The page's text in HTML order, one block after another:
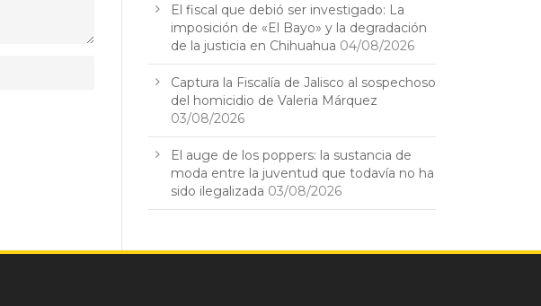
El fiscal que debió ser investigado: La
imposición de «El Bayo» y la degradación
de la justicia en Chihuahua 04/08/2026
Captura la Fiscalía de Jalisco al sospechoso
del homicidio de Valeria Márquez
03/08/2026
El auge de los poppers: la sustancia de
moda entre la juventud que todavía no ha
sido ilegalizada 03/08/2026